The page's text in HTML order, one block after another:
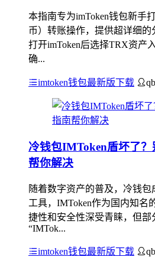
本指南专为imToken钱包新手
币）转账操作，提供超详细
打开imToken后选择TRX资产
确...
imtoken钱包最新版下载
冷钱包IMToken盾坏了
帮你解决
随着数字资产的普及，冷钱
工具，IMToken作为国内知名
捷性和安全性深受青睐，但部
“IMTok...
imtoken钱包最新版下载